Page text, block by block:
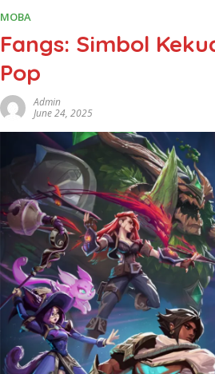
MOBA
Fangs: Simbol
Pop
Admin
June 24, 2025